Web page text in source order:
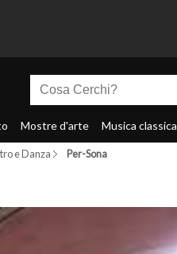
Mostre d'arte Musica classica
e Danza Per-Sona